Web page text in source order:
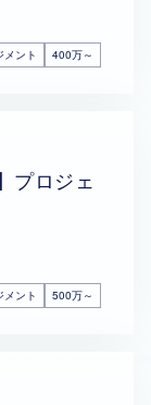
メント 400万～
プロジェ
メント 500万～